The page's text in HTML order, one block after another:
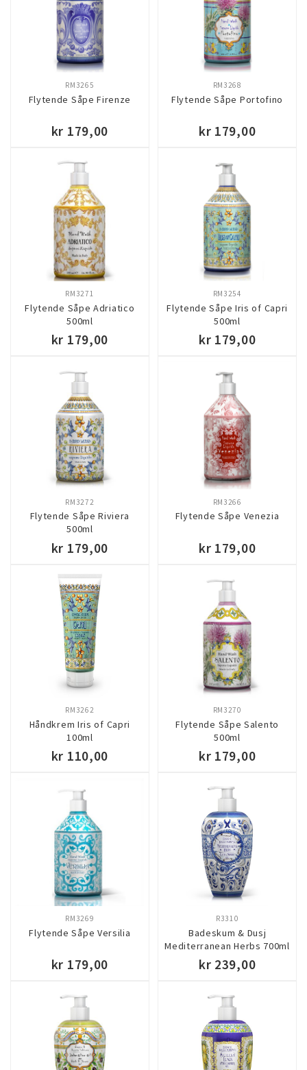
Flytende Såpe Firenze
RM3265
kr 179,00
Flytende Såpe Portofino
RM3268
kr 179,00
Flytende Såpe Adriatico
500ml
RM3271
kr 179,00
Flytende Såpe Iris of Capri
500ml
RM3254
kr 179,00
Flytende Såpe Riviera
500ml
RM3272
kr 179,00
Flytende Såpe Venezia
RM3266
kr 179,00
Håndkrem Iris of Capri
100ml
RM3262
kr 110,00
Flytende Såpe Salento
500ml
RM3270
kr 179,00
Flytende Såpe Versilia
RM3269
kr 179,00
Badeskum & Dusj
Mediterranean Herbs 700ml
R3310
kr 239,00